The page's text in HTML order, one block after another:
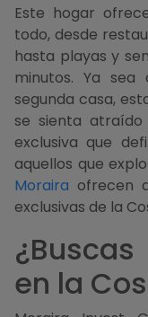
Este hogar
todo, desde
hasta playas y
minutos. Ya sea
segunda casa,
se sienta
exclusiva que
aquellos que
Moraira ofrecen
exclusivas de la
en la